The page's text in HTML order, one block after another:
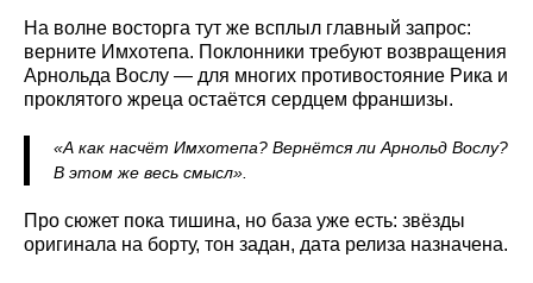
На волне восторга тут же всплыл главный запрос:
верните Имхотепа. Поклонники требуют возвращения
Арнольда Вослу — для многих противостояние Рика и
проклятого жреца остаётся сердцем франшизы.
«А как насчёт Имхотепа? Вернётся ли Арнольд Вослу?
В этом же весь смысл».
Про сюжет пока тишина, но база уже есть: звёзды
оригинала на борту, тон задан, дата релиза назначена.